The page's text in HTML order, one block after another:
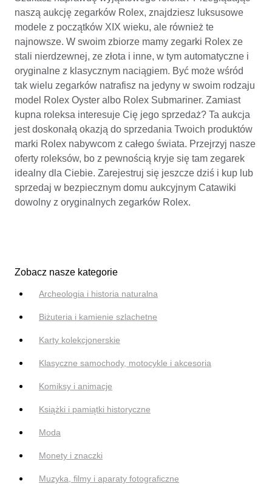
naszą aukcję zegarków Rolex, znajdziesz luksusowe
modele z początków XIX wieku, ale również te
najnowsze. W swoim zbiorze mamy zegarki Rolex ze
stali nierdzewnej, ze złota i inne, w tym automatyczne i
oryginalne z klasycznym naciągiem. Być może wśród
tak wielu zegarków natrafisz na jedyny w swoim rodzaju
model Rolex Oyster albo Rolex Submariner. Zamiast
kupna roleksa interesuje Cię jego sprzedaż? Ta aukcja
jest doskonałą okazją do sprzedania Twoich produktów
marki Rolex nabywcom z całego świata. Przejrzyj nasze
oferty roleksów, bo z pewnością kryje się tam zegarek
idealny dla Ciebie. Zarejestruj się jeszcze dziś i kup lub
sprzedaj w bezpiecznym domu aukcyjnym Catawiki
dowolny z oryginalnych zegarków Rolex.
Zobacz nasze kategorie
Archeologia i historia naturalna
Biżuteria i kamienie szlachetne
Karty kolekcjonerskie
Klasyczne samochody, motocykle i akcesoria
Komiksy i animacje
Książki i pamiątki historyczne
Moda
Monety i znaczki
Muzyka, filmy i aparaty fotograficzne